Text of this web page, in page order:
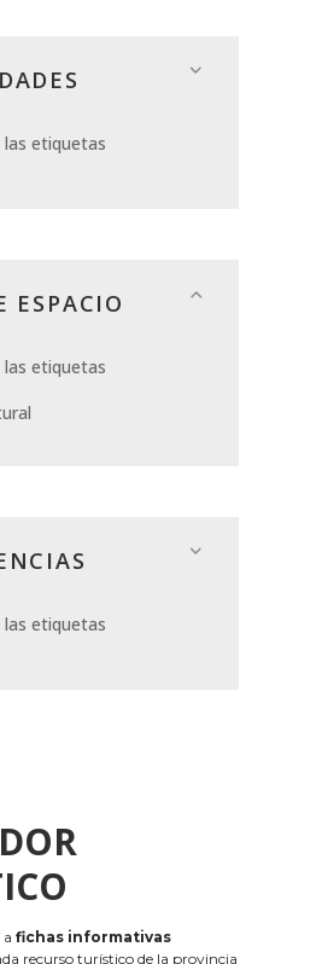
etiquetas
ESPACIO
etiquetas
etiquetas
a fichas informativas
recurso turístico de la provincia